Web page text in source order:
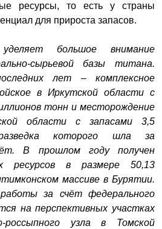
ресурсы, то есть у страны
для прироста запасов.
большое внимание
сырьевой базы титана.
лет – комплексное
в Иркутской области с
тонн и месторождение
области с запасами 3,5
которого шла за
В прошлом году получен
ресурсов в размере 50,13
массиве в Бурятии.
работы за счёт федерального
на перспективных участках
россыпного узла в Томской